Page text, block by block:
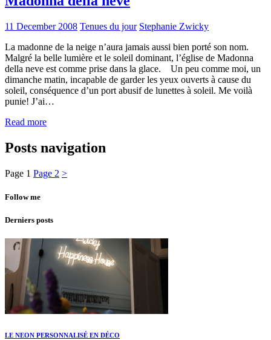
11 December 2008 Tenues du jour Stephanie Zwicky
La madonne de la neige n’aura jamais aussi bien porté son nom.
Malgré la belle lumière et le soleil dominant, l’église de Madonna
della neve est comme prise dans la glace. Un peu comme moi, un
dimanche matin, incapable de garder les yeux ouverts à cause du
soleil, conséquence d’un port abusif de lunettes à soleil. Me voilà
punie! J’ai…
Read more
Posts navigation
Page 1 Page 2 >
Follow me
Derniers posts
LE NEON PERSONNALISÉ EN DÉCO